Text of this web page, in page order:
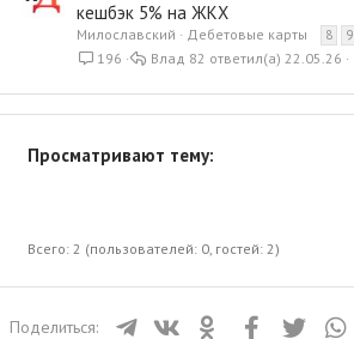
кешбэк 5% на ЖКХ
Милославский Дебетовые карты 8 9
196 22.05.26
Влад 82
Просматривают тему:
Всего: 2 (пользователей: 0, гостей: 2)
Поделиться: ТелеграмВКонтактеОдноклассники
FacebookTwitter